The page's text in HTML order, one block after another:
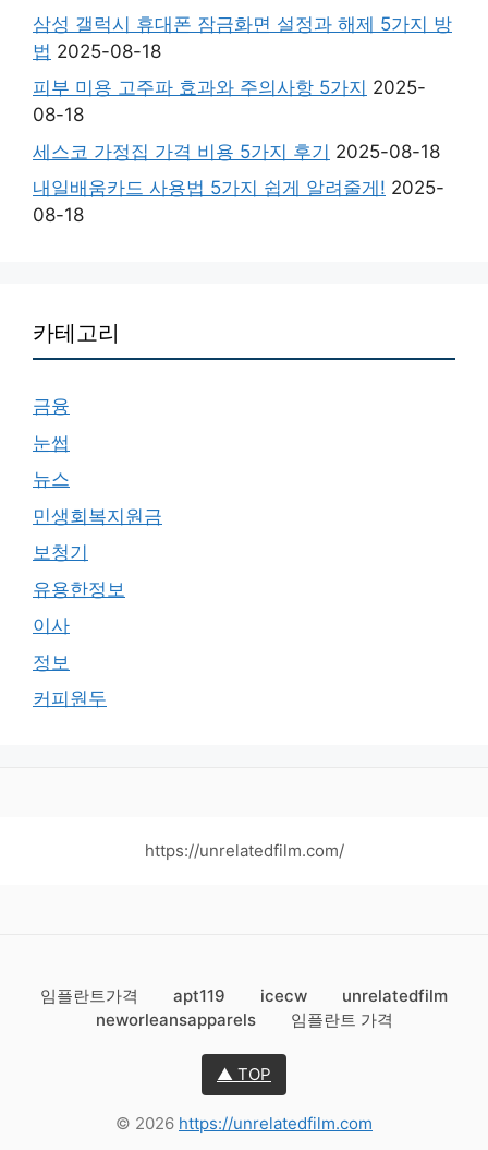
삼성 갤럭시 휴대폰 잠금화면 설정과 해제 5가지 방
법 2025-08-18
피부 미용 고주파 효과와 주의사항 5가지 2025-
08-18
세스코 가정집 가격 비용 5가지 후기 2025-08-18
내일배움카드 사용법 5가지 쉽게 알려줄게! 2025-
08-18
카테고리
금융
눈썹
뉴스
민생회복지원금
보청기
유용한정보
이사
정보
커피원두
https://unrelatedfilm.com/
임플란트가격 apt119 icecw
unrelatedfilm
neworleansapparels
임플란트 가격
▲ TOP
© 2026 https://unrelatedfilm.com